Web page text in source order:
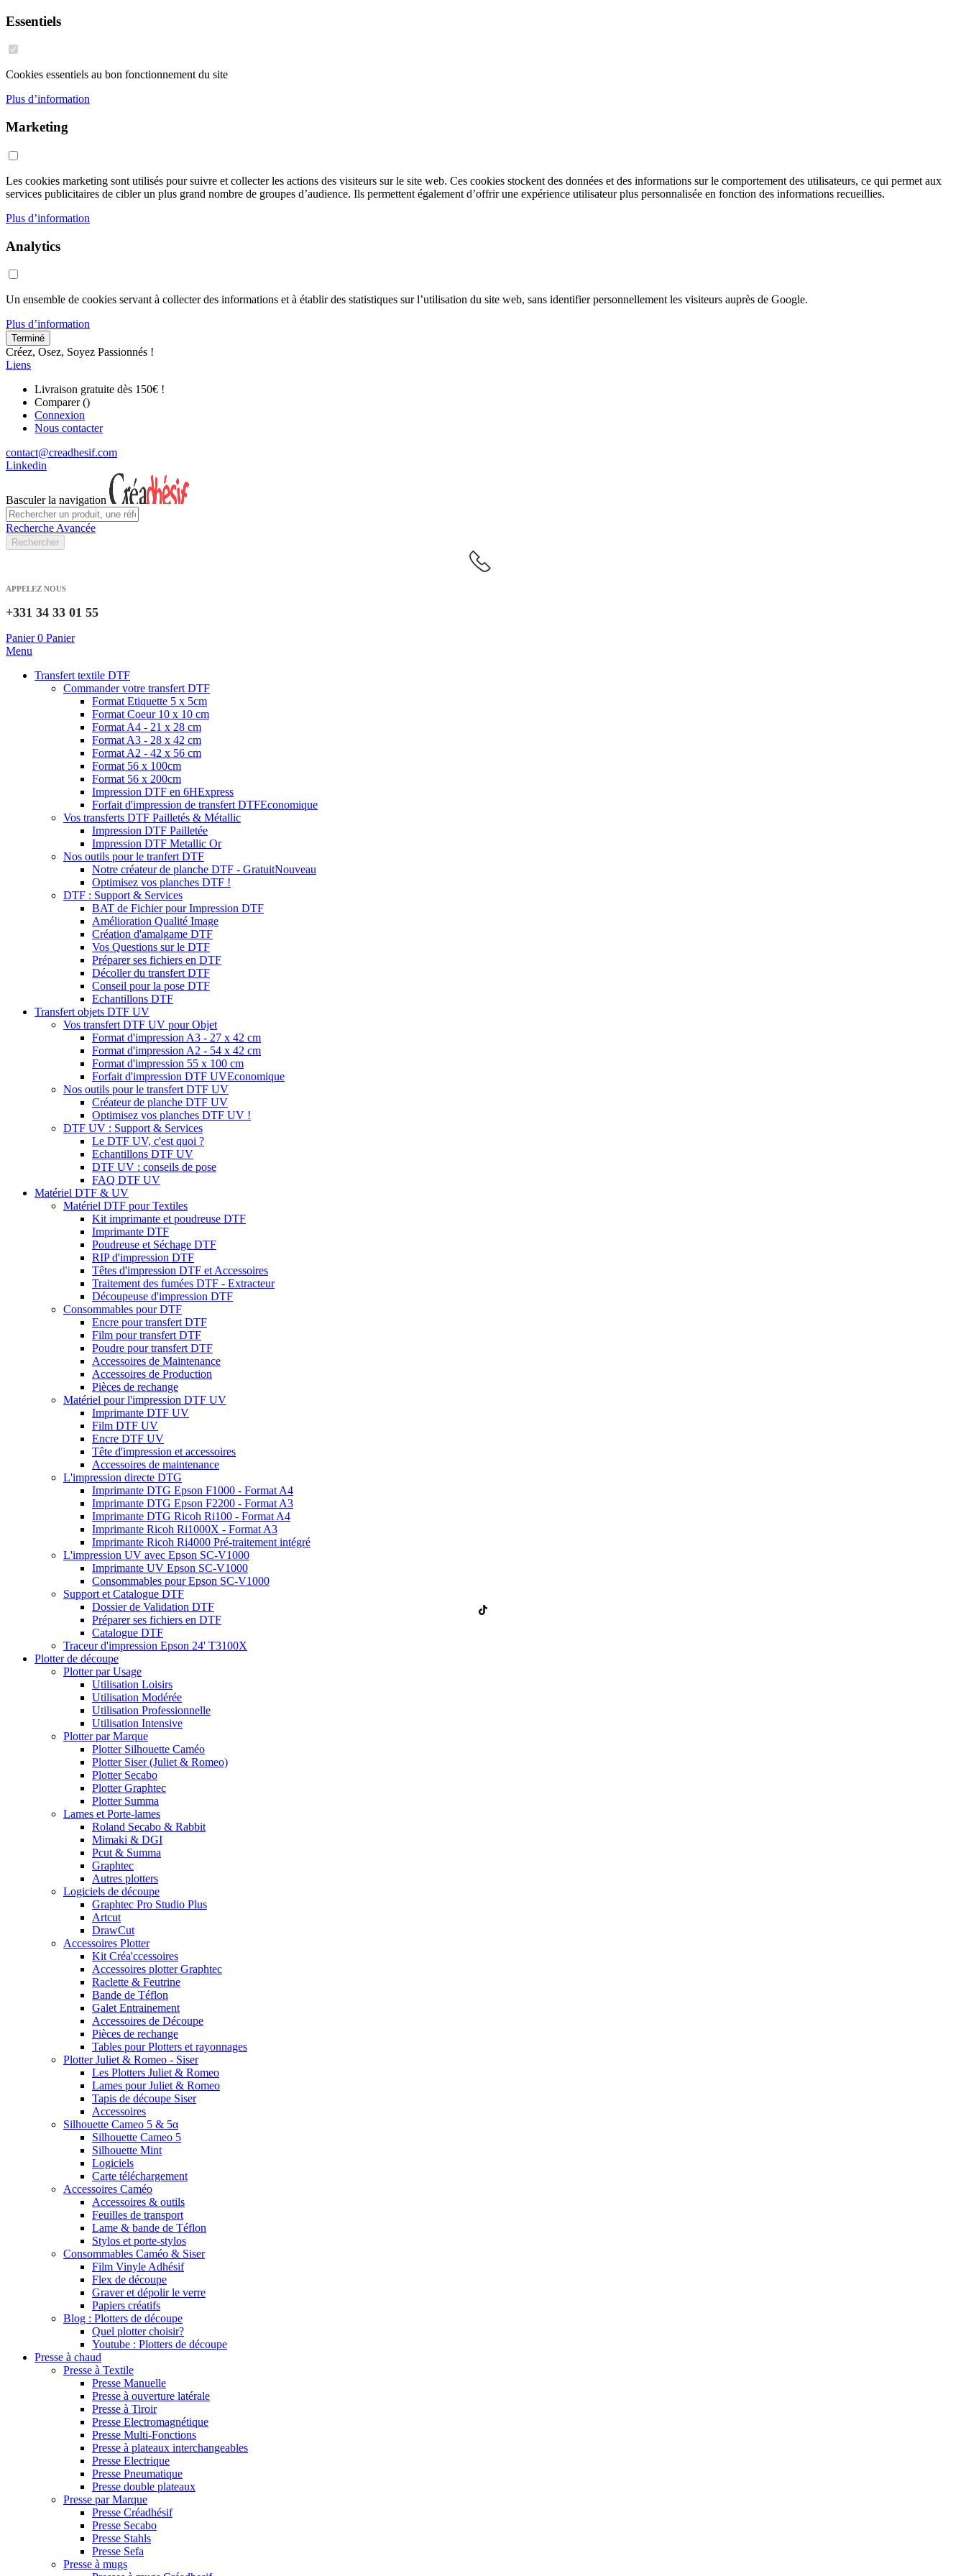
Essentiels
Cookies essentiels au bon fonctionnement du site
Plus d’information
Marketing
Les cookies marketing sont utilisés pour suivre et collecter les actions des visiteurs sur le site web. Ces cookies stockent des données et des informations sur le comportement des utilisateurs, ce qui permet aux
services publicitaires de cibler un plus grand nombre de groupes d’audience. Ils permettent également d’offrir une expérience utilisateur plus personnalisée en fonction des informations recueillies.
Plus d’information
Analytics
Un ensemble de cookies servant à collecter des informations et à établir des statistiques sur l’utilisation du site web, sans identifier personnellement les visiteurs auprès de Google.
Plus d’information
Terminé
Créez, Osez, Soyez Passionnés !
Liens
Livraison gratuite dès 150€ !
Comparer ()
Connexion
Nous contacter
contact@creadhesif.com
Linkedin
Basculer la navigation
Recherche Avancée
Rechercher
APPELEZ NOUS
+331 34 33 01 55
Panier 0 Panier
Menu
Transfert textile DTF
Commander votre transfert DTF
Format Etiquette 5 x 5cm
Format Coeur 10 x 10 cm
Format A4 - 21 x 28 cm
Format A3 - 28 x 42 cm
Format A2 - 42 x 56 cm
Format 56 x 100cm
Format 56 x 200cm
Impression DTF en 6HExpress
Forfait d'impression de transfert DTFEconomique
Vos transferts DTF Pailletés & Métallic
Impression DTF Pailletée
Impression DTF Metallic Or
Nos outils pour le tranfert DTF
Notre créateur de planche DTF - GratuitNouveau
Optimisez vos planches DTF !
DTF : Support & Services
BAT de Fichier pour Impression DTF
Amélioration Qualité Image
Création d'amalgame DTF
Vos Questions sur le DTF
Préparer ses fichiers en DTF
Décoller du transfert DTF
Conseil pour la pose DTF
Echantillons DTF
Transfert objets DTF UV
Vos transfert DTF UV pour Objet
Format d'impression A3 - 27 x 42 cm
Format d'impression A2 - 54 x 42 cm
Format d'impression 55 x 100 cm
Forfait d'impression DTF UVEconomique
Nos outils pour le transfert DTF UV
Créateur de planche DTF UV
Optimisez vos planches DTF UV !
DTF UV : Support & Services
Le DTF UV, c'est quoi ?
Echantillons DTF UV
DTF UV : conseils de pose
FAQ DTF UV
Matériel DTF & UV
Matériel DTF pour Textiles
Kit imprimante et poudreuse DTF
Imprimante DTF
Poudreuse et Séchage DTF
RIP d'impression DTF
Têtes d'impression DTF et Accessoires
Traitement des fumées DTF - Extracteur
Découpeuse d'impression DTF
Consommables pour DTF
Encre pour transfert DTF
Film pour transfert DTF
Poudre pour transfert DTF
Accessoires de Maintenance
Accessoires de Production
Pièces de rechange
Matériel pour l'impression DTF UV
Imprimante DTF UV
Film DTF UV
Encre DTF UV
Tête d'impression et accessoires
Accessoires de maintenance
L'impression directe DTG
Imprimante DTG Epson F1000 - Format A4
Imprimante DTG Epson F2200 - Format A3
Imprimante DTG Ricoh Ri100 - Format A4
Imprimante Ricoh Ri1000X - Format A3
Imprimante Ricoh Ri4000 Pré-traitement intégré
L'impression UV avec Epson SC-V1000
Imprimante UV Epson SC-V1000
Consommables pour Epson SC-V1000
Support et Catalogue DTF
Dossier de Validation DTF
Préparer ses fichiers en DTF
Catalogue DTF
Traceur d'impression Epson 24' T3100X
Plotter de découpe
Plotter par Usage
Utilisation Loisirs
Utilisation Modérée
Utilisation Professionnelle
Utilisation Intensive
Plotter par Marque
Plotter Silhouette Caméo
Plotter Siser (Juliet & Romeo)
Plotter Secabo
Plotter Graphtec
Plotter Summa
Lames et Porte-lames
Roland Secabo & Rabbit
Mimaki & DGI
Pcut & Summa
Graphtec
Autres plotters
Logiciels de découpe
Graphtec Pro Studio Plus
Artcut
DrawCut
Accessoires Plotter
Kit Créa'ccessoires
Accessoires plotter Graphtec
Raclette & Feutrine
Bande de Téflon
Galet Entrainement
Accessoires de Découpe
Pièces de rechange
Tables pour Plotters et rayonnages
Plotter Juliet & Romeo - Siser
Les Plotters Juliet & Romeo
Lames pour Juliet & Romeo
Tapis de découpe Siser
Accessoires
Silhouette Cameo 5 & 5α
Silhouette Cameo 5
Silhouette Mint
Logiciels
Carte téléchargement
Accessoires Caméo
Accessoires & outils
Feuilles de transport
Lame & bande de Téflon
Stylos et porte-stylos
Consommables Caméo & Siser
Film Vinyle Adhésif
Flex de découpe
Graver et dépolir le verre
Papiers créatifs
Blog : Plotters de découpe
Quel plotter choisir?
Youtube : Plotters de découpe
Presse à chaud
Presse à Textile
Presse Manuelle
Presse à ouverture latérale
Presse à Tiroir
Presse Electromagnétique
Presse Multi-Fonctions
Presse à plateaux interchangeables
Presse Electrique
Presse Pneumatique
Presse double plateaux
Presse par Marque
Presse Créadhésif
Presse Secabo
Presse Stahls
Presse Sefa
Presse à mugs